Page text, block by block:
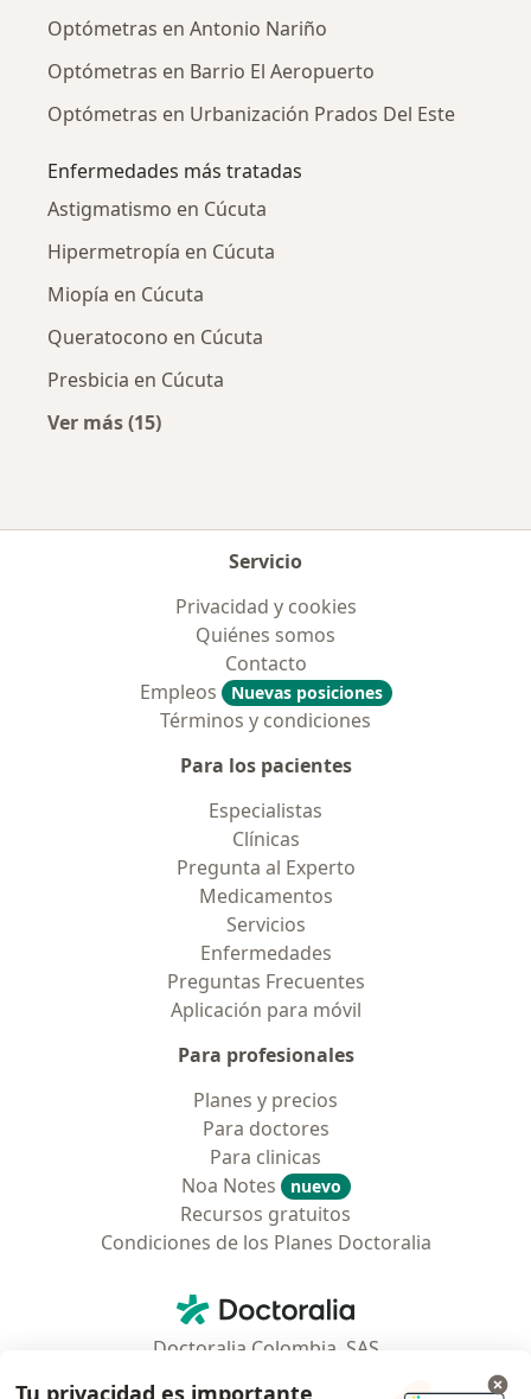
Optómetras en Antonio Nariño
Optómetras en Barrio El Aeropuerto
Optómetras en Urbanización Prados Del Este
Enfermedades más tratadas
Astigmatismo en Cúcuta
Hipermetropía en Cúcuta
Miopía en Cúcuta
Queratocono en Cúcuta
Presbicia en Cúcuta
Ver más (15)
Servicio
Privacidad y cookies
Quiénes somos
Contacto
Empleos
Nuevas posiciones
Términos y condiciones
Para los pacientes
Especialistas
Clínicas
Pregunta al Experto
Medicamentos
Servicios
Enfermedades
Preguntas Frecuentes
Aplicación para móvil
Para profesionales
Planes y precios
Para doctores
Para clinicas
Noa Notes
nuevo
Recursos gratuitos
Condiciones de los Planes Doctoralia
Doctoralia - Página de inicio
Doctoralia Colombia, SAS
Tu privacidad es importante